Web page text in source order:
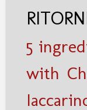
5
with